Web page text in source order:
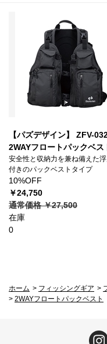
【パズデザイン】 ZFV-
2WAYフロートパックベス
安全性と収納力を兼ね備えた
付きのパックベストタイプ
10%OFF
￥24,750
通常価格 ￥27,500
在庫
0
ホーム > フィッシングギア >
> 2WAYフロートパックベスト